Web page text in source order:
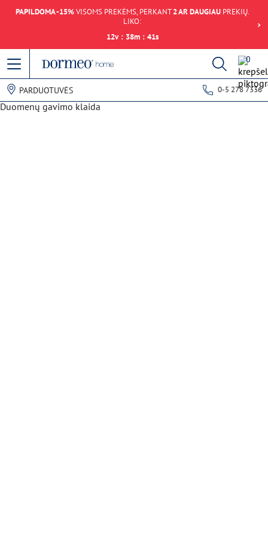
PAPILDOMA -15%VISOMS PREKĖMS, PERKANT2 AR DAUGIAUPREKIŲ.
LIKO:
12v : 38m : 41s
0
PARDUOTUVĖS 0-5 278 7336
Duomenų gavimo klaida